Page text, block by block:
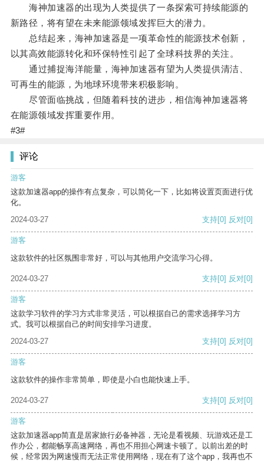
海神加速器的出现为人类提供了一条探索可持续能源的
新路径，将有望在未来能源领域发挥巨大的潜力。
总结起来，海神加速器是一项革命性的能源技术创新，
以其高效能源转化和环保特性引起了全球科技界的关注。
通过捕捉海洋能量，海神加速器有望为人类提供清洁、
可再生的能源，为地球环境带来积极影响。
尽管面临挑战，但随着科技的进步，相信海神加速器将
在能源领域发挥重要作用。
#3#
评论
游客
这款加速器app的操作有点复杂，可以简化一下，比如将设置页面进行优
化。
2024-03-27
支持[0] 反对[0]
游客
这款软件的社区氛围非常好，可以与其他用户交流学习心得。
2024-03-27 支持[0] 反对[0]
游客
这款学习软件的学习方式非常灵活，可以根据自己的需求选择学习方
式。我可以根据自己的时间安排学习进度。
2024-03-27
支持[0] 反对[0]
游客
这款软件的操作非常简单，即使是小白也能快速上手。
2024-03-27 支持[0] 反对[0]
游客
这款加速器app简直是居家旅行必备神器，无论是看视频、玩游戏还是工
作办公，都能畅享高速网络，再也不用担心网速卡顿了。以前出差的时
候，经常因为网速慢而无法正常使用网络，现在有了这个app，我再也不